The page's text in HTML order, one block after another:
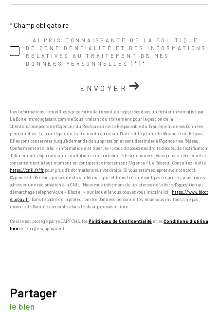
J'AI PRIS CONNAISSANCE DE LA POLITIQUE
DE CONFIDENTIALITÉ ET DES INFORMATIONS
RELATIVES AU TRAITEMENT DE MES
DONNÉES PERSONNELLES (*)*
* Champ obligatoire
ENVOYER
Les informations recueillies sur ce formulaire sont enregistrées dans un fichier informatisé par
La Boite Immo agissant comme Sous-traitant du traitement pour la gestion de la
clientèle/prospects de l'Agence / du Réseau qui reste Responsable du Traitement de vos Données
personnelles. La base légale du traitement repose sur l'intérêt légitime de l'Agence / du Réseau.
Elles sont conservées jusqu'à demande de suppression et sont destinées à l'Agence / au Réseau.
Conformément à la loi « informatique et libertés », vous disposez des droits d’accès, de rectification,
d’effacement, d’opposition, de limitation et de portabilité de vos données. Vous pouvez retirer votre
consentement à tout moment en contactant directement l’Agence / Le Réseau. Consultez le site
https://cnil.fr/fr pour plus d’informations sur vos droits. Si vous estimez, après avoir contacté
l'Agence / le Réseau, que vos droits « Informatique et Libertés » ne sont pas respectés, vous pouvez
adresser une réclamation à la CNIL. Nous vous informons de l’existence de la liste d'opposition au
démarchage téléphonique « Bloctel », sur laquelle vous pouvez vous inscrire ici : https://www.bloct
el.gouv.fr . Dans le cadre de la protection des Données personnelles, nous vous invitons à ne pas
inscrire de Données sensibles dans le champ de saisie libre.
Ce site est protégé par reCAPTCHA, lesPolitiques de Confidentialité et esConditions d'utilisa
tion de Google s'appliquent.
partager
le bien